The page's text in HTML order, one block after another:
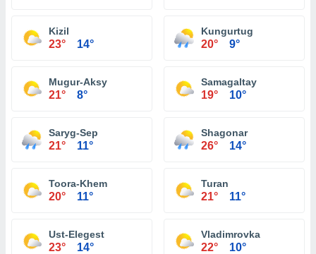
Kizil
23° 14°
Kungurtug
20° 9°
Mugur-Aksy
21° 8°
Samagaltay
19° 10°
Saryg-Sep
21° 11°
Shagonar
26° 14°
Toora-Khem
20° 11°
Turan
21° 11°
Ust-Elegest
23° 14°
Vladimrovka
22° 10°